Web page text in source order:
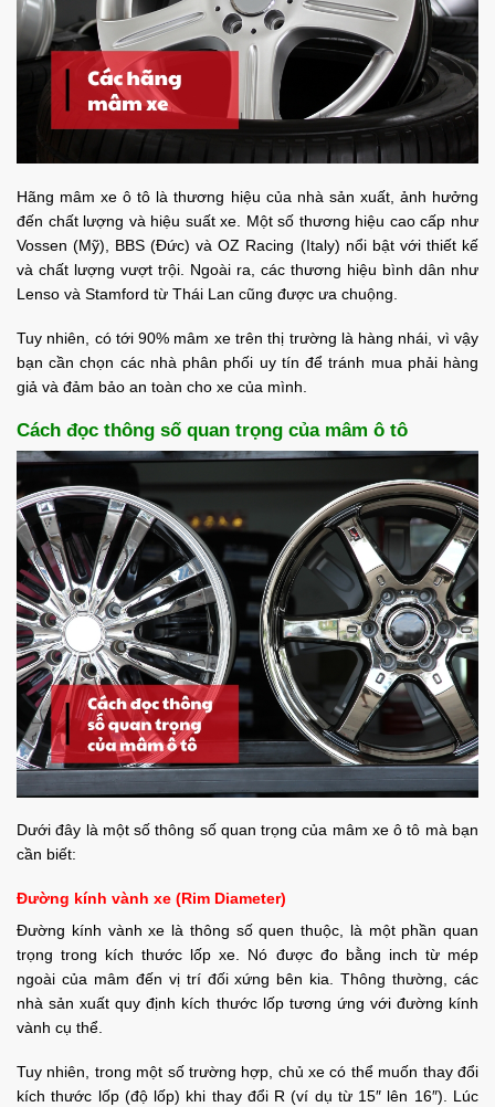
Hãng mâm xe ô tô là thương hiệu của nhà sản xuất, ảnh hưởng
đến chất lượng và hiệu suất xe. Một số thương hiệu cao cấp như
Vossen (Mỹ), BBS (Đức) và OZ Racing (Italy) nổi bật với thiết kế
và chất lượng vượt trội. Ngoài ra, các thương hiệu bình dân như
Lenso và Stamford từ Thái Lan cũng được ưa chuộng.
Tuy nhiên, có tới 90% mâm xe trên thị trường là hàng nhái, vì vậy
bạn cần chọn các nhà phân phối uy tín để tránh mua phải hàng
giả và đảm bảo an toàn cho xe của mình.
Cách đọc thông số quan trọng của mâm ô tô
Dưới đây là một số thông số quan trọng của mâm xe ô tô mà bạn
cần biết:
Đường kính vành xe (Rim Diameter)
Đường kính vành xe là thông số quen thuộc, là một phần quan
trọng trong kích thước lốp xe. Nó được đo bằng inch từ mép
ngoài của mâm đến vị trí đối xứng bên kia. Thông thường, các
nhà sản xuất quy định kích thước lốp tương ứng với đường kính
vành cụ thể.
Tuy nhiên, trong một số trường hợp, chủ xe có thể muốn thay đổi
kích thước lốp (độ lốp) khi thay đổi R (ví dụ từ 15″ lên 16″). Lúc